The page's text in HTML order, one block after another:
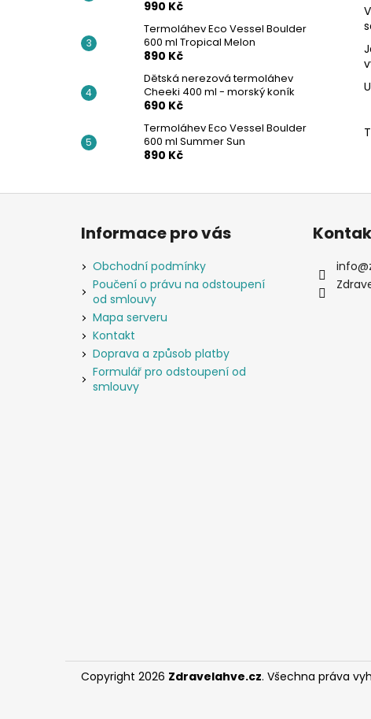
990 Kč
Termoláhev Eco Vessel Boulder
600 ml Tropical Melon
890 Kč
Dětská nerezová termoláhev
Cheeki 400 ml - morský koník
690 Kč
Termoláhev Eco Vessel Boulder
600 ml Summer Sun
890 Kč
Informace pro vás
Obchodní podmínky
Poučení o právu na odstoupení
od smlouvy
Mapa serveru
Kontakt
Doprava a způsob platby
Formulář pro odstoupení od
smlouvy
info@
Copyright 2026 Zdravelahve.cz. Všechna práva